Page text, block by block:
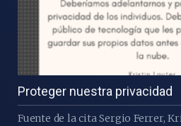
Proteger nuestra privacidad
Fuente de la cita Sergio Ferrer,